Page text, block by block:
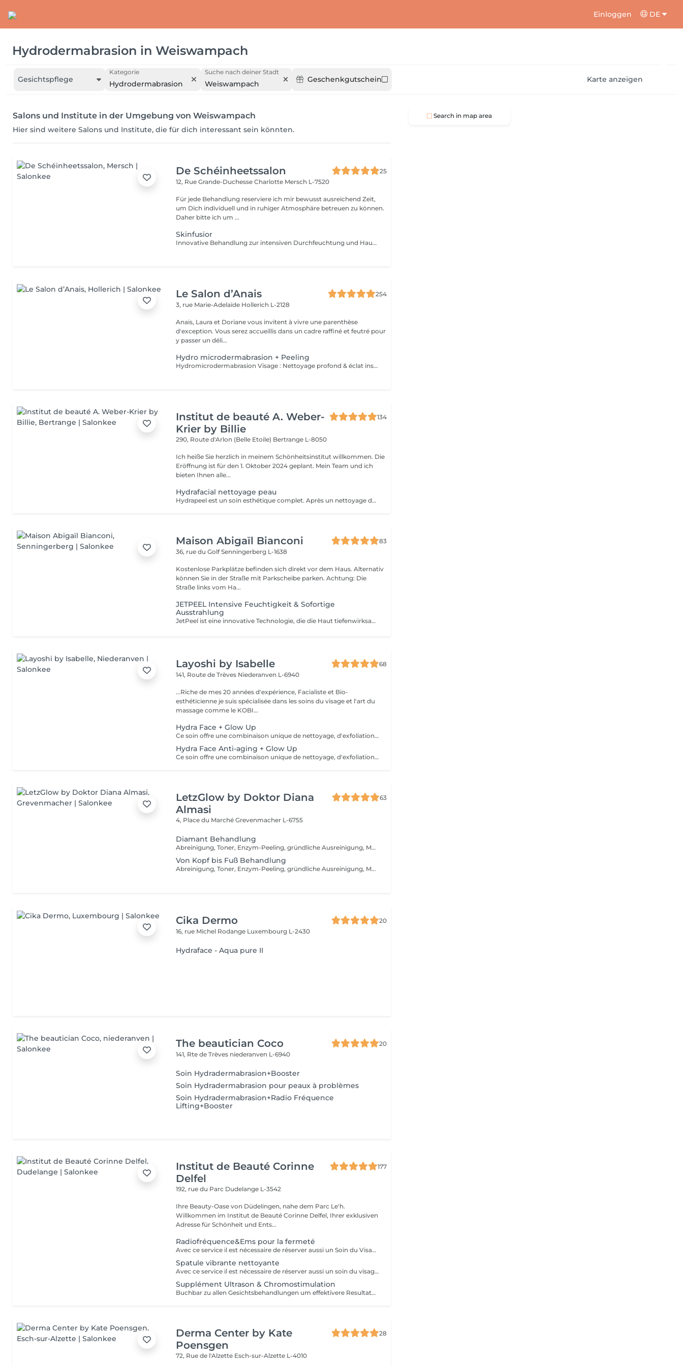
Einloggen DE
Hydrodermabrasion in Weiswampach
Gesichtspflege
Kategorie
Hydrodermabrasion
Suche nach deiner Stadt
Weiswampach Geschenkgutschein Karte anzeigen
Salons und Institute in der Umgebung von Weiswampach
Hier sind weitere Salons und Institute, die für dich interessant sein könnten.
De Schéinheetssalon
25
12, Rue Grande-Duchesse Charlotte Mersch L-7520
Für jede Behandlung reserviere ich mir bewusst ausreichend Zeit,
um Dich individuell und in ruhiger Atmosphäre betreuen zu können.
Daher bitte ich um ...
Skinfusior
Innovative Behandlung zur intensiven Durchfeuchtung und Hauterneuerung. Kombination aus Peeling, Ultraschall, Wirkstoffeinschleusung und abschließender Versiegelung für maximale Hautgesundheit.
Le Salon d’Anais
254
3, rue Marie-Adelaïde Hollerich L-2128
Anais, Laura et Doriane vous invitent à vivre une parenthèse
d'exception. Vous serez accueillis dans un cadre raffiné et feutré pour
y passer un déli...
Hydro microdermabrasion + Peeling
Hydromicrodermabrasion Visage : Nettoyage profond & éclat instantané L'hydromicrodermabrasion est un soin visage complet et non invasif qui combine une exfoliation douce à l'aide d'un embout à microdermabrasion avec l'infusion de sérums actifs. Ce traitement agit en profondeur pour nettoyer, hydrater et revitaliser la peau en une seule séance. Contre-indications - Femmes enceintes ou allaitement - Pas d'exposition solaire 48h avant et après soin - Traitements lourds : chimio (attendre 1 an) et antibiotiques ou Roaccutane (attendre 6 mois) - Allergie aux acides de fruits, fruits à coques ou aspirine - Dermabrasions médicales - injection de botox ou acide hyaluronique (attendre 1 mois) - Prise d'anticoagulant, anti-inflammatoire sur le long terme - Maladie auto-immune - Cicatrices chéloïdes
Institut de beauté A. Weber-
Krier by Billie
134
290, Route d'Arlon (Belle Etoile) Bertrange L-8050
Ich heiße Sie herzlich in meinem Schönheitsinstitut willkommen. Die
Eröffnung ist für den 1. Oktober 2024 geplant. Mein Team und ich
bieten Ihnen alle...
Hydrafacial nettoyage peau
Hydrapeel est un soin esthétique complet. Après un nettoyage de la peau en profondeur grâce au système de Vortex-Fusion. Des résultats immédiats dès la première séance. Les rides et ridules sont lissées, la peau est parfaitement nettoyée, plus douce, lumineuse et redynamisée. *Stimule la désquamation des cellules mortes. *Elimine des comédons, extraction des impuretés *Hydrate -Sature la surface de la peau avec des actifs hydratants et nourrissants intenses. *Cible-Un grand nombre d'options de soins pour répondre aux besoins spécifiques de la peau : Élasticité et fermeté, teint unifié et vitalité, réjuvénation, peaux grasses et congestionnées. Les produits cosmétiques, les sérums booster et les protocoles spécifiques de la gamme Belensa permettent de personnaliser les soins Hydrapeel PRO pour traiter les différentes conditions cutanées. *Ultrasons Augmentent l'absorption des actifs cosmétiques et favorisent la microcirculation, pour atténuer les rides et les ridules. EMS bipolaire Tonifie la peau en stimulant les muscles sous- jacents Spray de solution oxygénée Pour améliorer l'hydratation et la vitalité de la peau. *Marteau froid -Resserrement des pores et vasoconstriction pour éliminer les rougeurs et estomper les cernes. *Spatule vibrante
Maison Abigaïl Bianconi
83
36, rue du GolfSenningerberg L-1638
Kostenlose Parkplätze befinden sich direkt vor dem Haus. Alternativ
können Sie in der Straße mit Parkscheibe parken. Achtung: Die
Straße links vom Ha...
JETPEEL Intensive Feuchtigkeit & Sofortige
Ausstrahlung
JetPeel ist eine innovative Technologie, die die Haut tiefenwirksam reinigt, exfoliert und mit Wirkstoffen versorgt ganz ohne Nadeln und ohne direkten Kontakt. Durch einen Hochgeschwindigkeitsstrahl aus Luft und Aktivstoffen wird die Haut porentief gereinigt, intensiv mit Feuchtigkeit versorgt und erhält sofort mehr Ausstrahlung. Die Behandlung wirkt sowohl an der Oberfläche als auch in der Tiefe, um die Hautqualität sichtbar zu verbessern: Verfeinert das Hautbild Verkleinert die Poren Verleiht dem Teint neue Leuchtkraft Reduziert Falten, feine Linien und Müdigkeitsanzeichen Spendet intensive Feuchtigkeit Schmerzfrei und ohne Ausfallzeit die Haut ist bereits nach der ersten Sitzung klar, frisch, prall und strahlend. Jede Sitzung umfasst: Eine doppelte Hautanalyse mit präziser, technologiegestützter Diagnose Eine vollständige JetPeel-Behandlung Das Auftragen eines gezielten Boosters entsprechend den Hautbedürfnissen Eine LED-Sitzung zur Optimierung und Verlängerung der Ergebnisse Ideal als Kur für sichtbare, schnelle und langanhaltende Ergebnisse zur Verbesserung der Hautqualität. Auch perfekt zur Pflege zwischen einer klassischen Gesichtsbehandlung und einer intensiveren Behandlung wie Morpheus.
Layoshi by Isabelle
68
141, Route de Trèves Niederanven L-6940
...Riche de mes 20 années d'expérience, Facialiste et Bio-
esthéticienne je suis spécialisée dans les soins du visage et l'art du
massage comme le KOBI...
Hydra Face + Glow Up
Ce soin offre une combinaison unique de nettoyage, d'exfoliation, d'extraction, d'hydratation et de protection pour une peau éclatante et nettoyée en profondeur: les pores sont resserrés, le teint éclairci, le grain de peau lissé, les ridules estompées, un visage hydraté et régénéré. Il est adapté à tous les types de peau, dès 12 ans pour un nettoyage en profondeur. *** Idéal en cure de 4 soins pour des résultats optimum*** Demandez-moi des renseignements, je me ferai un plaisir de vous conseiller...
Hydra Face Anti-aging + Glow Up
Ce soin offre une combinaison unique de nettoyage, d'exfoliation, d'extraction, d'hydratation et de protection pour une peau éclatante et nettoyée en profondeur: les pores sont resserrés, le teint éclairci, le grain de peau lissé, les ridules estompées, un visage hydraté, stimulé et raffermit. Il est adapté à tous les types de peau, en prévention anti-âge à partir de 25 ans... *** Recommandé en cure de 4 soins pour des résultats optimum*** Demandez-moi des renseignements, je me ferai un plaisir de vous conseiller.
LetzGlow by Doktor Diana
Almasi
63
4, Place du MarchéGrevenmacher L-6755
Diamant Behandlung
Abreinigung, Toner, Enzym-Peeling, gründliche Ausreinigung, Massage, medizinische Wirkstoffeinschleusen mit Ultraschallgerät in den Gesichts- und Augenpartien, intensive Hautverjüngung mit V-TOX Maske + Infrabehandlung, Fuß- oder Armmassage, Vliesmaske, Abschlusspflege, Sonnenschutzcream
Von Kopf bis Fuß Behandlung
Abreinigung, Toner, Enzym-Peeling, gründliche Ausreinigung, Massage, medizinische Wirkstoffeinschleusen mit Ultraschallgerät, intensive Hautverjüngung mit V-TOX Maske + Infrabehandlung, Fuss- oder Armmassage, Vliesmaske, Abschlusspflege, Sonnenschutzcreme + Harmonische Seele Massage + Silver Pediküre Behandlung
Cika Dermo
20
16, rue Michel Rodange Luxembourg L-2430
Hydraface - Aqua pure II
The beautician Coco
20
141, Rte de Trèves niederanven L-6940
Soin Hydradermabrasion+Booster
Soin Hydradermabrasion pour peaux à problèmes
Soin Hydradermabrasion+Radio Fréquence
Lifting+Booster
Institut de Beauté Corinne
Delfel
177
192, rue du Parc Dudelange L-3542
Ihre Beauty-Oase von Düdelingen, nahe dem Parc Le'h.
Willkommen im Institut de Beauté Corinne Delfel, Ihrer exklusiven
Adresse für Schönheit und Ents...
Radiofréquence&Ems pour la fermeté
Avec ce service il est nécessaire de réserver aussi un Soin du Visage. Peut être intégré à tous nos soins de visage.
Spatule vibrante nettoyante
Avec ce service il est nécessaire de réserver aussi un soin du visage.
Supplément Ultrason & Chromostimulation
Buchbar zu allen Gesichtsbehandlungen um effektivere Resultate zu erhalten. Nicht ohne Gesichtsbehandlung möglich. Dauer 6-8min
Derma Center by Kate
Poensgen
28
72, Rue de l'Alzette Esch-sur-Alzette L-4010
Search in map area